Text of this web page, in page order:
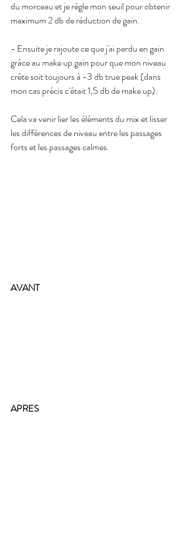
du morceau et je règle mon seuil pour obtenir
maximum 2 db de réduction de gain.
- Ensuite je rajoute ce que j'ai perdu en gain
grâce au make up gain pour que mon niveau
crête soit toujours à -3 db true peak (dans
mon cas précis c'était 1,5 db de make up).
Cela va venir lier les éléments du mix et lisser
les différences de niveau entre les passages
forts et les passages calmes.
AVANT
APRES